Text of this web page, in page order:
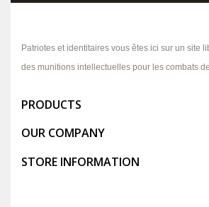
Patriotes et identitaires vous êtes ici sur un site
des munitions intellectuelles pour les combats
PRODUCTS
OUR COMPANY
STORE INFORMATION